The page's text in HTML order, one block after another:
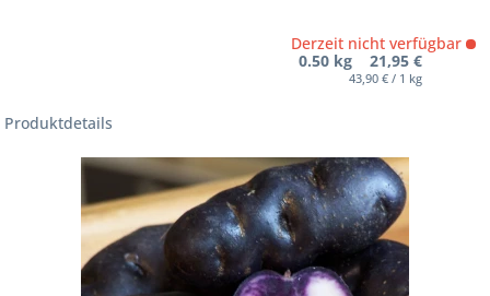
Derzeit nicht verfügbar
0.50 kg 21,95 €
43,90 € / 1 kg
Produktdetails